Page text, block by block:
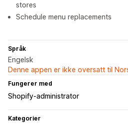
stores
Schedule menu replacements
Språk
Engelsk
Denne appen er ikke oversatt til
Fungerer med
Shopify-administrator
Kategorier